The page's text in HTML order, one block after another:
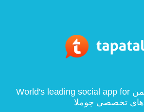
World's leading social app for پارس جوم :: انجمن
های تخصصی جوملا